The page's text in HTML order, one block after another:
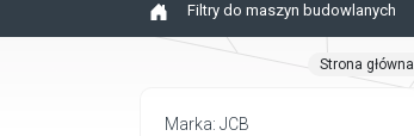
Filtry do maszyn budowlanych
Strona główna
Marka: JCB